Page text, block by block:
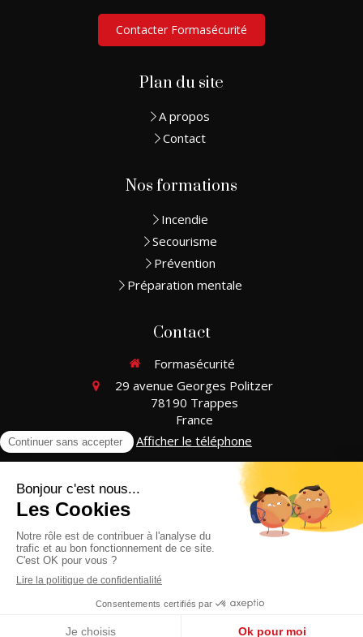
Contacter Formasécurité
Plan du site
A propos
Contact
Nos formations
Incendie
Secourisme
Prévention
Préparation mentale
Contact
Formasécurité
29 avenue Georges Politzer
78190 Trappes
France
Afficher le téléphone
8hà
Plan du site
Mentions légales
Création et référencement du site par Simplébo
Site créé grâce à LeKiosque à Services